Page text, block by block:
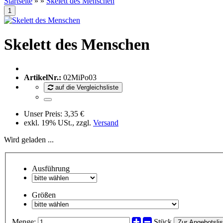
Skelett des Menschen
ArtikelNr.: 02MiPo03
auf die Vergleichsliste
Unser Preis: 3,35 €
exkl. 19% USt., zzgl. Versand
Wird geladen ...
Ausführung
Größen